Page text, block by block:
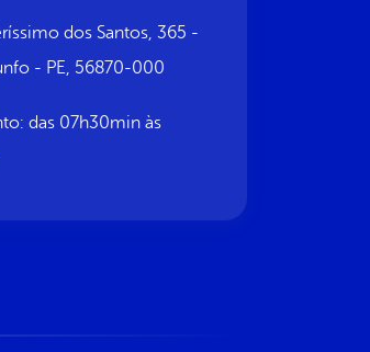
dos Santos, 365 -
- PE, 56870-000
das 07h30min às